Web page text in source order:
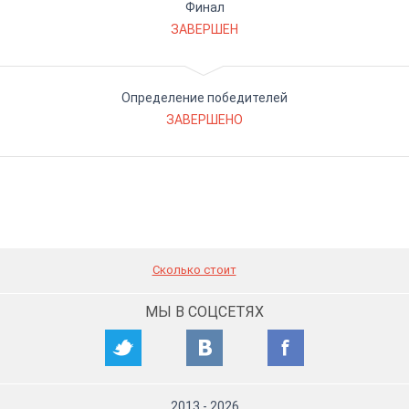
Финал
ЗАВЕРШЕН
Определение победителей
ЗАВЕРШЕНО
Сколько стоит
МЫ В СОЦСЕТЯХ